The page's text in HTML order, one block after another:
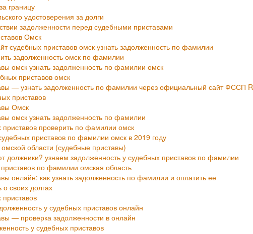
границу
удостоверения за долги
задолженности перед судебными приставами
Омск
судебных приставов омск узнать задолженность по фамилии
задолженность омск по фамилии
омск узнать задолженность по фамилии омск
приставов омск
— узнать задолженность по фамилии через официальный сайт ФССП
приставов
Омск
омск узнать задолженность по фамилии
приставов проверить по фамилии омск
приставов по фамилии омск в 2019 году
области (судебные приставы)
должники? узнаем задолженность у судебных приставов по фамилии
по фамилии омская область
онлайн: как узнать задолженность по фамилии и оплатить ее
о своих долгах
у судебных приставов онлайн
— проверка задолженности в онлайн
у судебных приставов